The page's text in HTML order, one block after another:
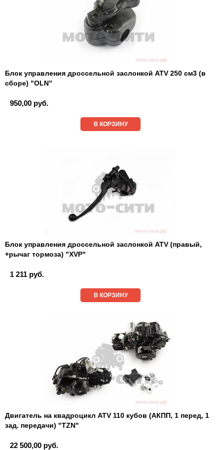
Блок управления дроссельной заслонкой ATV 250 см3 (в
сборе) "OLN"
950,00 руб.
В КОРЗИНУ
Блок управления дроссельной заслонкой ATV (правый,
+рычаг тормоза) "XVP"
1 211 руб.
В КОРЗИНУ
Двигатель на квадроцикл ATV 110 кубов (АКПП, 1 перед, 1
зад. передачи) "TZN"
22 500,00 руб.